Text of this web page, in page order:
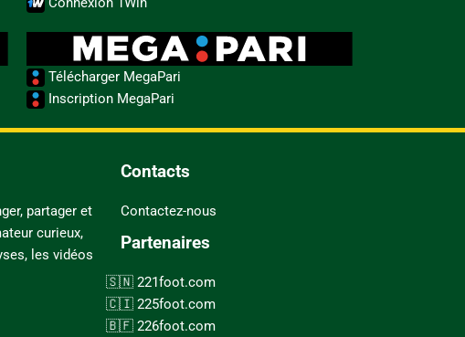
Télécharger MegaPari
Inscription MegaPari
partager et
curieux,
les vidéos
Contacts
Contactez-nous
Partenaires
221foot.com
225foot.com
226foot.com